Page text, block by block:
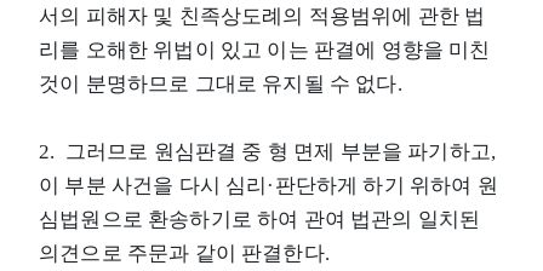
서의 피해자 및 친족상도례의 적용범위에 관한 법
리를 오해한 위법이 있고 이는 판결에 영향을 미친
것이 분명하므로 그대로 유지될 수 없다.
2. 그러므로 원심판결 중 형 면제 부분을 파기하고,
이 부분 사건을 다시 심리·판단하게 하기 위하여 원
심법원으로 환송하기로 하여 관여 법관의 일치된
의견으로 주문과 같이 판결한다.